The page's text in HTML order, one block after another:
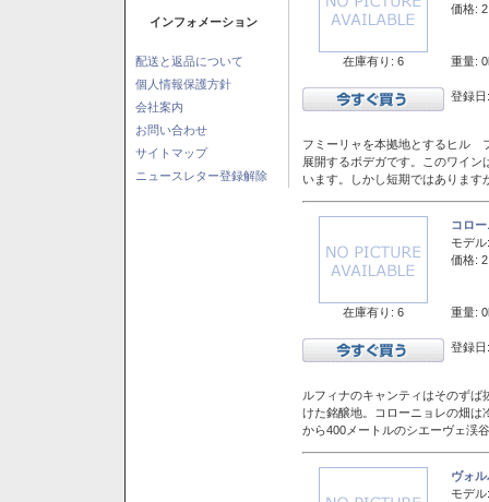
インフォメーション
配送と返品について
個人情報保護方針
会社案内
お問い合わせ
サイトマップ
ニュースレター登録解除
在庫有り: 6
価格:
重量:
登録
フミーリャを本拠地とするヒル
展開するボデガです。このワイ
います。しかし短期ではありま
在庫有り: 6
コロ
モデル:
価格:
重量:
登録
ルフィナのキャンティはそのず
けた銘醸地。コローニョレの畑は
から400メートルのシエーヴェ渓
ヴォ
モデル: